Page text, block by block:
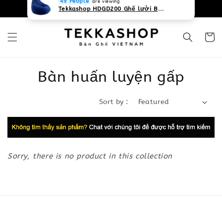
0931268840 Liên hệ với chúng tôi
Bàn huấn luyện gấp
Sort by :
Sorry, there is no product in this collection
49 People are viewing